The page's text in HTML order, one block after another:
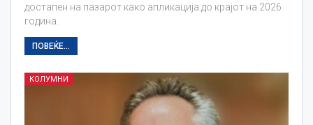
достапен на пазарот како апликација до крајот на 2026
година.
ПОВЕЌЕ...
КОЛУМНИ